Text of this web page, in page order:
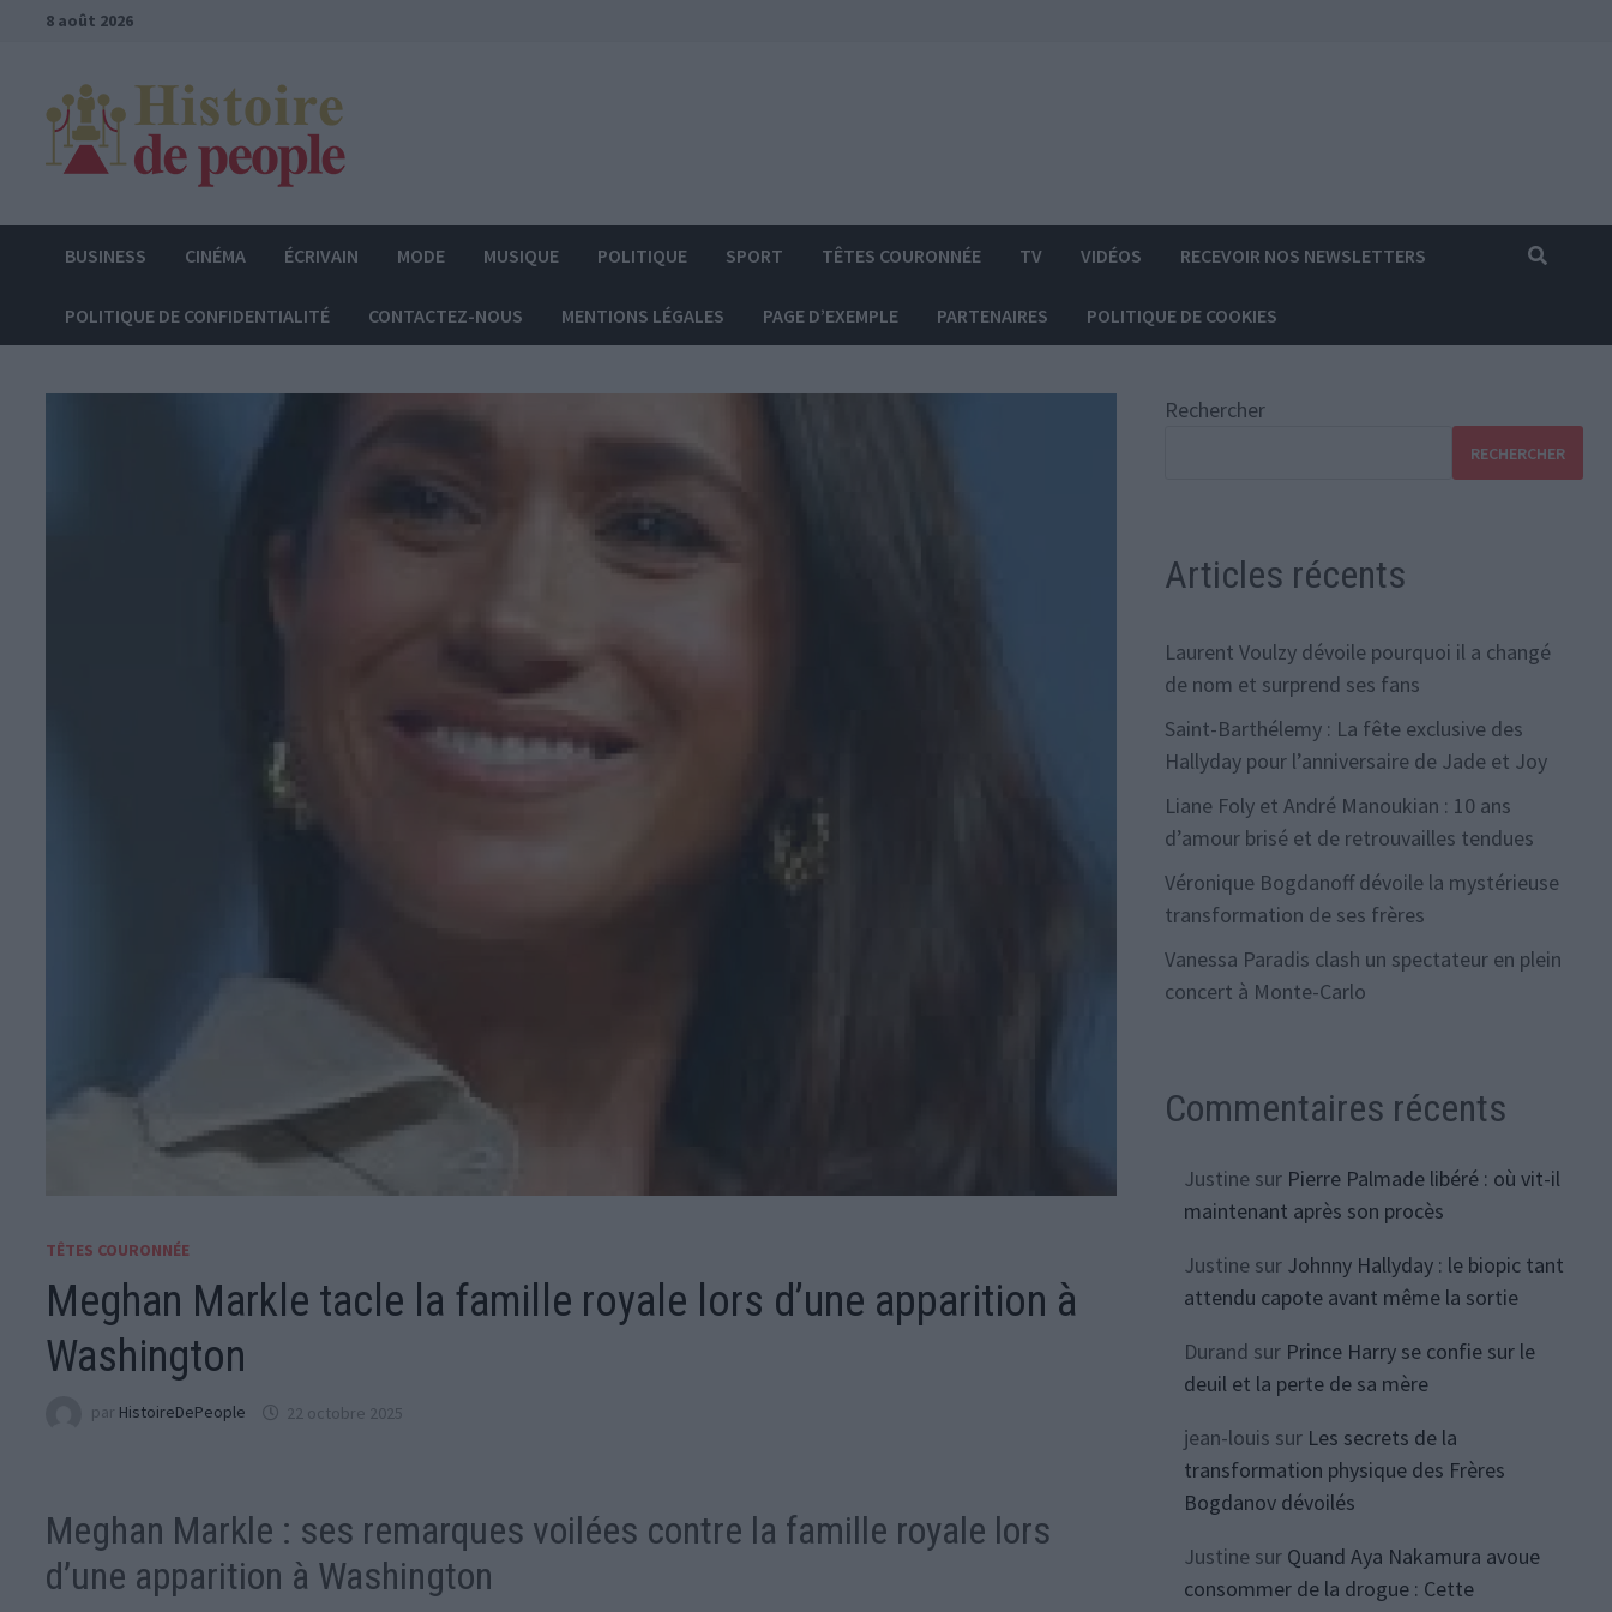
Passer8 août 2026
BUSINESS CINÉMA ÉCRIVAIN MODE MUSIQUE POLITIQUE SPORT TÊTES COURONNÉE TV VIDÉOS RECEVOIR NOS NEWSLETTERS
POLITIQUE DE CONFIDENTIALITÉ CONTACTEZ-NOUS MENTIONS LÉGALES PAGE D’EXEMPLE PARTENAIRES POLITIQUE DE COOKIES
TÊTES COURONNÉE
Meghan Markle tacle la famille royale lors d’une apparition à
Washington
par HistoireDePeople 22 octobre 2025
Meghan Markle : ses remarques voilées contre la famille royale lors
d’une apparition à Washington
Rechercher
RECHERCHER
Articles récents
Laurent Voulzy dévoile pourquoi il a changé
de nom et surprend ses fans
Saint-Barthélemy : La fête exclusive des
Hallyday pour l’anniversaire de Jade et Joy
Liane Foly et André Manoukian : 10 ans
d’amour brisé et de retrouvailles tendues
Véronique Bogdanoff dévoile la mystérieuse
transformation de ses frères
Vanessa Paradis clash un spectateur en plein
concert à Monte-Carlo
Commentaires récents
Justinesur Pierre Palmade libéré : où vit-il
maintenant après son procès
Justinesur Johnny Hallyday : le biopic tant
attendu capote avant même la sortie
Durand sur Prince Harry se confie sur le
deuil et la perte de sa mère
jean-louis sur Les secrets de la
transformation physique des Frères
Bogdanov dévoilés
Justinesur Quand Aya Nakamura avoue
consommer de la drogue : Cette